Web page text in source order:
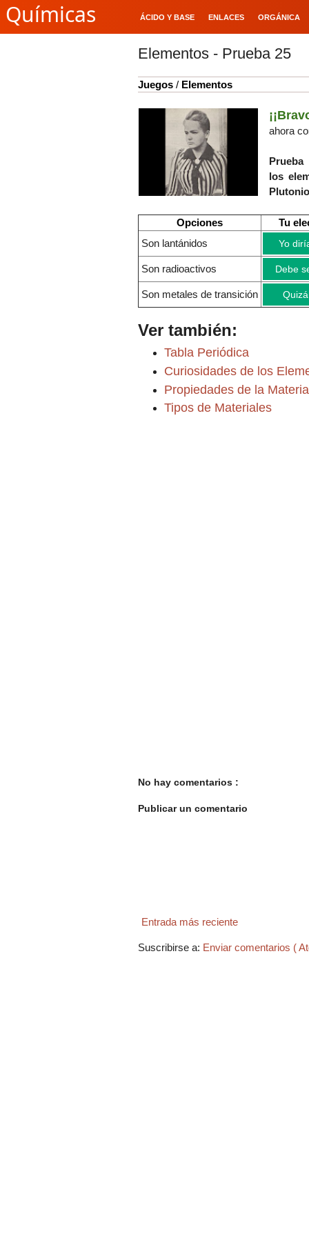
Químicas ÁCIDO Y BASE ENLACES ORGÁNICA
Elementos - Prueba 25
Juegos / Elementos
ahora
Prueba
los
Opciones
Tu
Son lantánidos
Yo
Son radioactivos Debe
Son metales de transición
Ver también:
Tabla Periódica
Curiosidades de los
Propiedades de la Materia
Tipos de Materiales
No hay comentarios :
Publicar un comentario
Entrada más reciente
Suscribirse a: Enviar comentarios (